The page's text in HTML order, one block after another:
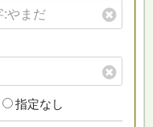
指定なし